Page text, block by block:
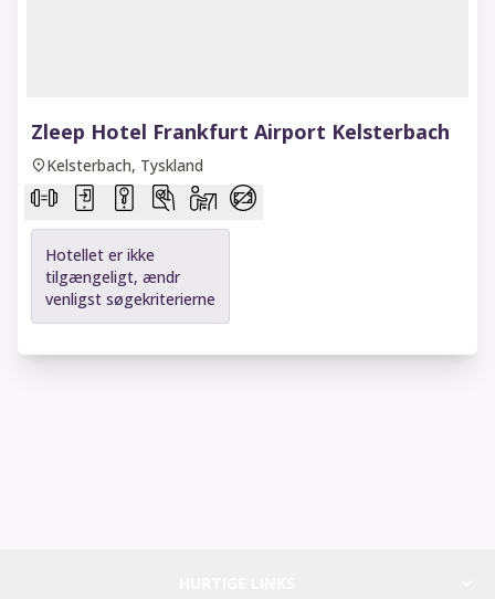
Zleep Hotel Frankfurt Airport Kelsterbach
Kelsterbach, Tyskland
Hotellet er ikke
tilgængeligt, ændr
venligst søgekriterierne